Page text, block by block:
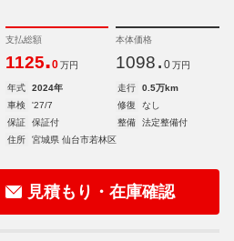
支払総額
1125.0 万円
本体価格
1098. 0 万円
年式 2024年 走行
0.5万km
車検
'27/7 修復
なし
保証
保証付 整備
法定整備付
住所
宮城県 仙台市若林区
見積もり・在庫確認